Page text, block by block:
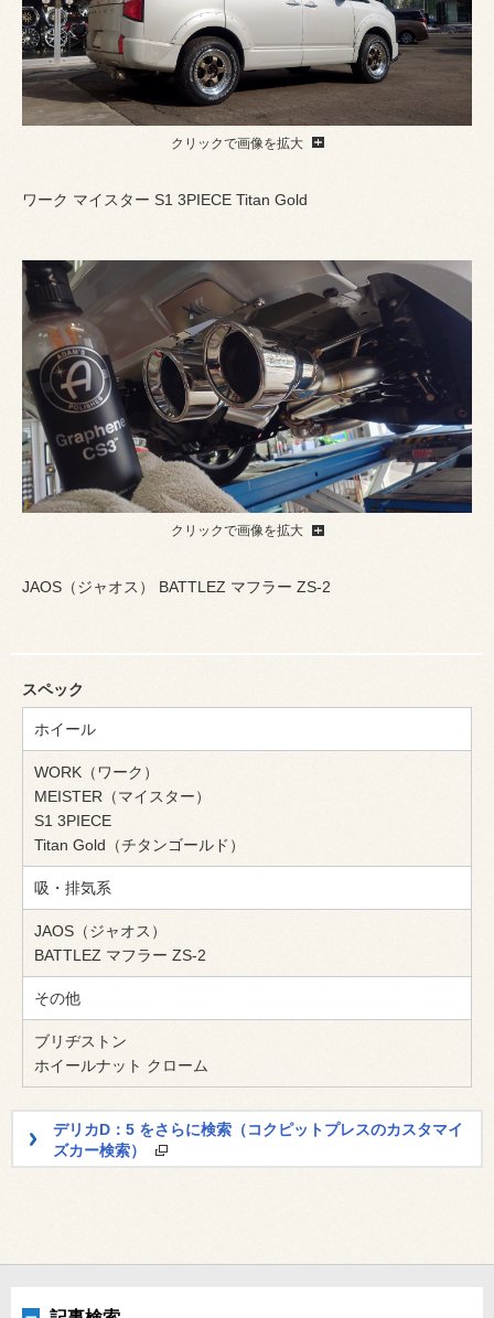
クリックで画像を拡大
ワーク マイスター S1 3PIECE Titan Gold
クリックで画像を拡大
JAOS（ジャオス） BATTLEZ マフラー ZS-2
スペック
ホイール
WORK（ワーク）
MEISTER（マイスター）
S1 3PIECE
Titan Gold（チタンゴールド）
吸・排気系
JAOS（ジャオス）
BATTLEZ マフラー ZS-2
その他
ブリヂストン
ホイールナット クローム
デリカD：5 をさらに検索（コクピットプレスのカスタマイ
ズカー検索）